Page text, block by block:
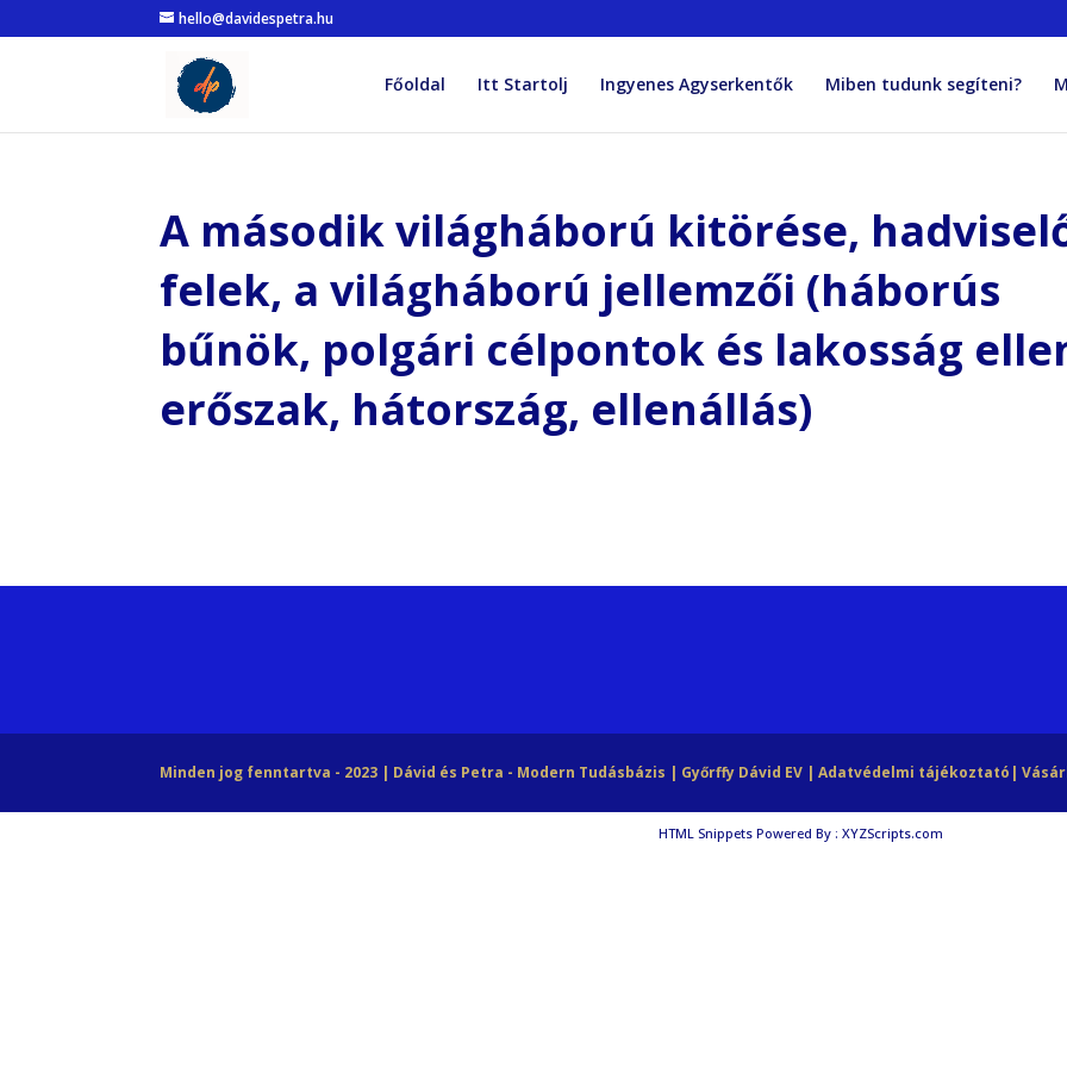
hello@davidespetra.hu
Főoldal Itt Startolj Ingyenes Agyserkentők Miben tudunk segíteni?
A második világháború kitörése,
felek, a világháború jellemzői (háborús
bűnök, polgári célpontok és lakosság
erőszak, hátország, ellenállás)
Minden jog fenntartva - 2023 | Dávid és Petra - Modern Tudásbázis | Győrffy Dávid EV |Adatvédelmi tájékoztató |
HTML SnippetsPowered By : XYZScripts.com